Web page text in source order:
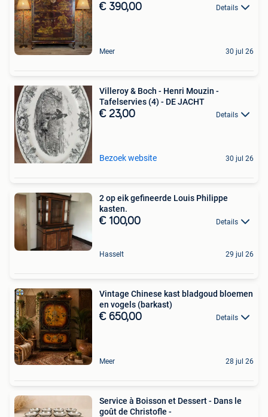
€ 390,00 Details
Meer 30 jul 26
Villeroy & Boch - Henri Mouzin -
Tafelservies (4) - DE JACHT
€ 23,00 Details
Bezoek website 30 jul 26
2 op eik gefineerde Louis Philippe
kasten.
€ 100,00 Details
Hasselt 29 jul 26
Vintage Chinese kast bladgoud bloemen
en vogels (barkast)
€ 650,00 Details
Meer 28 jul 26
Service à Boisson et Dessert - Dans le
goût de Christofle -